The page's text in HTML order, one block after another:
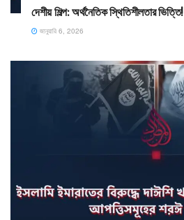
দেশীয় শিল্প: অর্থনৈতিক স্থিতিশীলতার ভিত্তি!
জানুয়ারি 6, 2026